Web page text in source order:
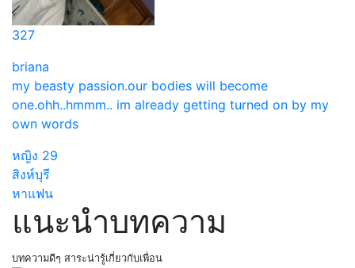
327
briana
my beasty passion.our bodies will become
one.ohh..hmmm.. im already getting turned on by my
own words
หญิง 29
สิงห์บุรี
หาแฟน
แนะนำบทความ
บทความดีๆ สาระน่ารู้เกี่ยวกับเพื่อน